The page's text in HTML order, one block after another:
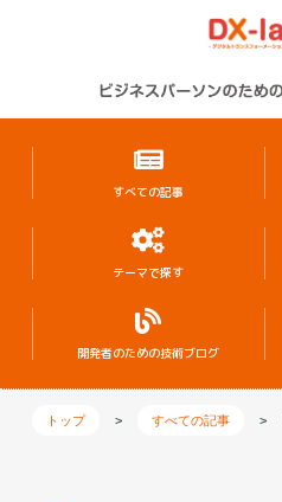
すべての記事
テーマで探す
開発者のための技術ブログ
トップ > すべての記事 >